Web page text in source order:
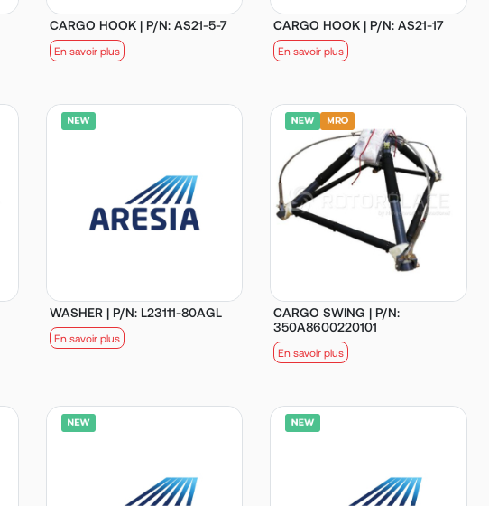
CARGO HOOK | P/N: AS21-5-7
En savoir plus
CARGO HOOK | P/N: AS21-17
En savoir plus
WASHER | P/N: L23111-80AGL
En savoir plus
CARGO SWING | P/N:
350A8600220101
En savoir plus